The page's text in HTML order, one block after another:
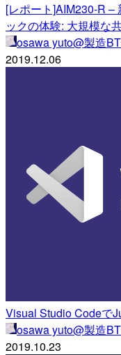
[レポート]AIM230-R –
ックの体験: 大規模な
osawa yuto@製造
2019.12.06
Visual Studio Codeで
osawa yuto@製造
2019.10.23